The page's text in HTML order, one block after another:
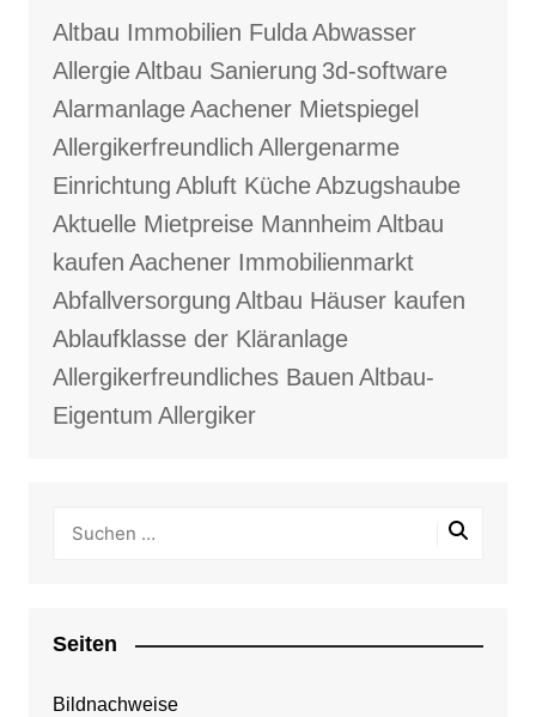
Altbau Immobilien FuldaAbwasser
AllergieAltbau Sanierung 3d-software
AlarmanlageAachener Mietspiegel
Allergikerfreundlich Allergenarme
Einrichtung Abluft KücheAbzugshaube
Aktuelle Mietpreise Mannheim Altbau
kaufen Aachener Immobilienmarkt
Abfallversorgung Altbau Häuser kaufen
Ablaufklasse der Kläranlage
Allergikerfreundliches Bauen Altbau-
Eigentum Allergiker
Seiten
Bildnachweise